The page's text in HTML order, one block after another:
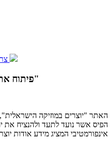
פיתוח אתר "יוצרים במוזיקה הישראלית"
האתר "יוצרים במוזיקה
הפיס אשר נועד לתעד ולהנציח את
אינפורמטיבי המציג מידע אודות